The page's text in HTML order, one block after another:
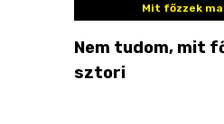
Mit főzzek
Nem tudom, mit
sztori